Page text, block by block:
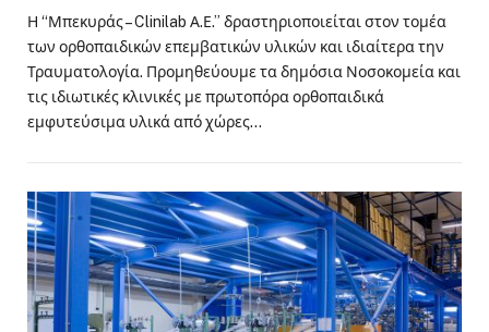
Η “Μπεκυράς – Clinilab Α.Ε.” δραστηριοποιείται στον τομέα
των ορθοπαιδικών επεμβατικών υλικών και ιδιαίτερα την
Τραυματολογία. Προμηθεύουμε τα δημόσια Νοσοκομεία και
τις ιδιωτικές κλινικές με πρωτοπόρα ορθοπαιδικά
εμφυτεύσιμα υλικά από χώρες…